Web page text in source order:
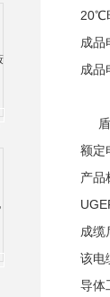
20℃
成品
成品
盾
额定
产
成缆
该电
导体